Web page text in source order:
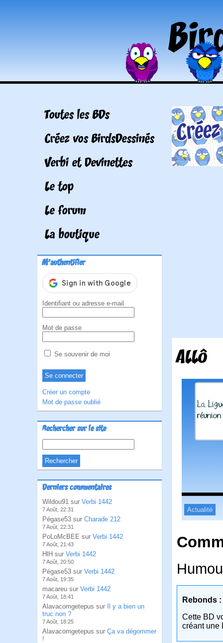
Toutes les BDs
Créez vos BirdsDessinés
Verbi et Devinettes
Le top
Le forum
La boutique
M'authentifier
Identifiant ou adresse e-mail
Mot de passe
Se souvenir de moi
Créer un compte
Mot de passe oublié
Rechercher sur le site
Derniers commentaires
Wildou91 sur Verbi 1442
7 Août, 22:31
Pégase53 sur Charade 212
7 Août, 22:31
PoLoMcBEE sur Verbi 1442
7 Août, 21:43
HlH sur Verbi 1442
7 Août, 20:50
Pégase53 sur Verbi 1442
7 Août, 19:35
macareu sur Verbi 1442
7 Août, 18:41
Alavacomgetepus sur
Il y a bien un
truc non ?
7 Août, 18:25
Alavacomgetepus sur Ça va dégommer
!
ALLÔ
Actualité
Rebonds :
Cette BD
créant une